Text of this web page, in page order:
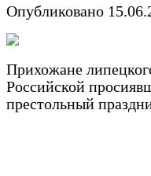
Опубликовано
Прихожане
Российской
престольный